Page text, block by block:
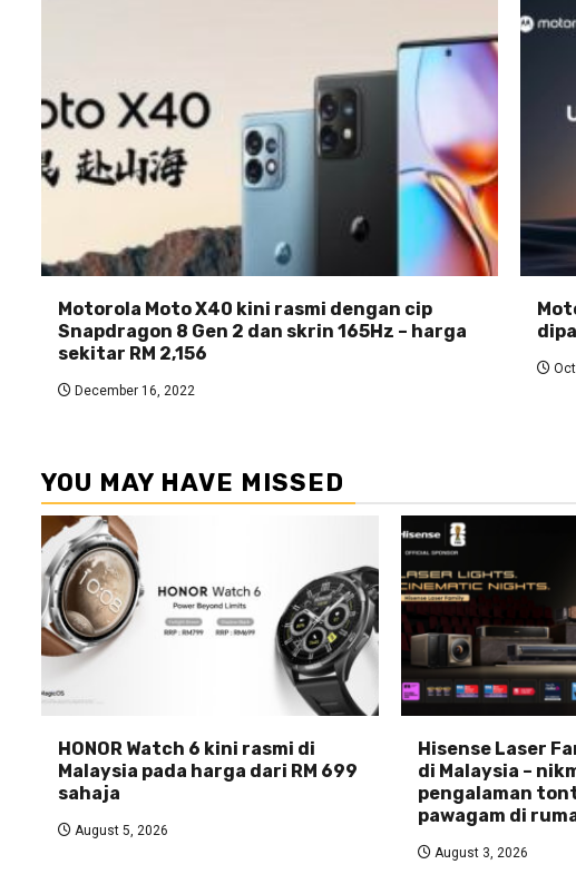
Motorola Moto X40 kini rasmi dengan cip
Snapdragon 8 Gen 2 dan skrin 165Hz – harga
sekitar RM 2,156
December 16, 2022
YOU MAY HAVE MISSED
HONOR Watch 6 kini rasmi di
Malaysia pada harga dari RM 699
sahaja
August 5, 2026
Hisense Laser
di Malaysia –
pengalaman
pawagam di
August 3, 2026